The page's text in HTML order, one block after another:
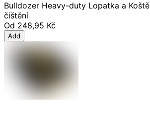
Bulldozer Heavy-duty Lopatka a
čištění
Od 248,95 Kč
Add